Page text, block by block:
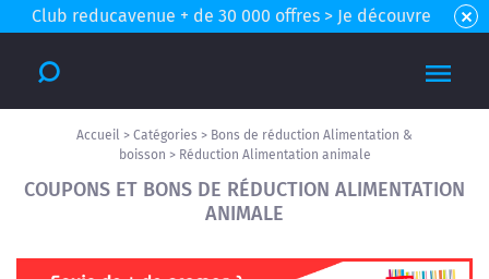
Club reducavenue + de 30 000 offres > Je découvre
Accueil > Catégories > Bons de réduction Alimentation &
boisson > Réduction Alimentation animale
COUPONS ET BONS DE RÉDUCTION ALIMENTATION
ANIMALE